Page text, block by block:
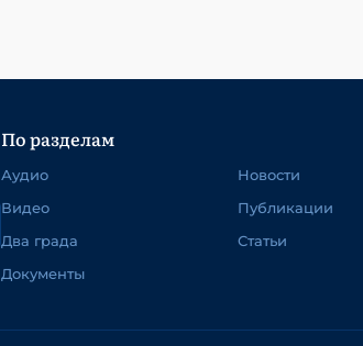
По разделам
Аудио
Видео
Два града
Документы
Новости
Публикации
Статьи